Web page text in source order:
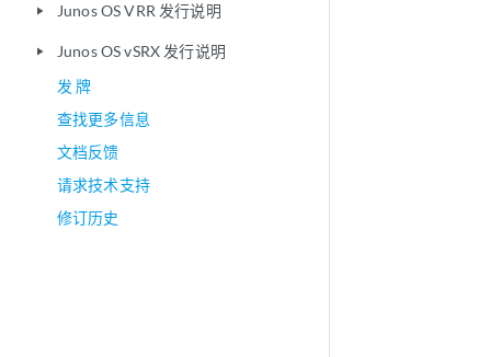
play_arrow Junos OS VRR 发行说明
play_arrow
Junos OS vSRX 发行说明
发 牌
查找更多信息
文档反馈
请求技术支持
修订历史